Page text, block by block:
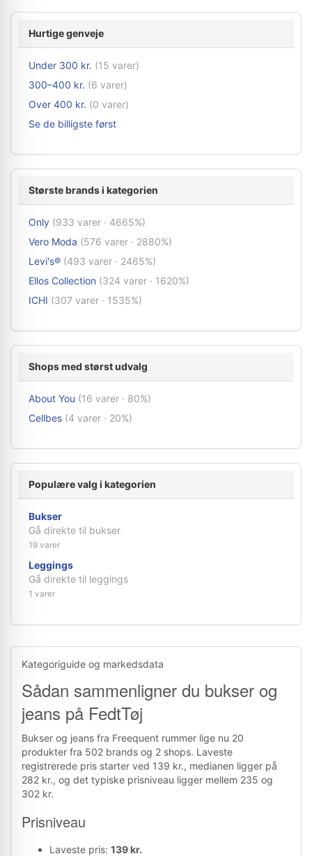
Hurtige genveje
Under 300 kr. (15 varer)
300–400 kr. (6 varer)
Over 400 kr. (0 varer)
Se de billigste først
Største brands i kategorien
Only (933 varer · 4665%)
Vero Moda (576 varer · 2880%)
Levi's® (493 varer · 2465%)
Ellos Collection (324 varer · 1620%)
ICHI (307 varer · 1535%)
Shops med størst udvalg
About You (16 varer · 80%)
Cellbes (4 varer · 20%)
Populære valg i kategorien
Bukser
Gå direkte til bukser
19 varer
Leggings
Gå direkte til leggings
1 varer
Kategoriguide og markedsdata
Sådan sammenligner du bukser og
jeans på FedtTøj
Bukser og jeans fra Freequent rummer lige nu 20
produkter fra 502 brands og 2 shops. Laveste
registrerede pris starter ved 139 kr., medianen ligger på
282 kr., og det typiske prisniveau ligger mellem 235 og
302 kr.
Prisniveau
Laveste pris: 139 kr.